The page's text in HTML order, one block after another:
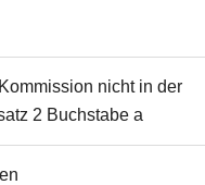
nicht in der
2 Buchstabe a